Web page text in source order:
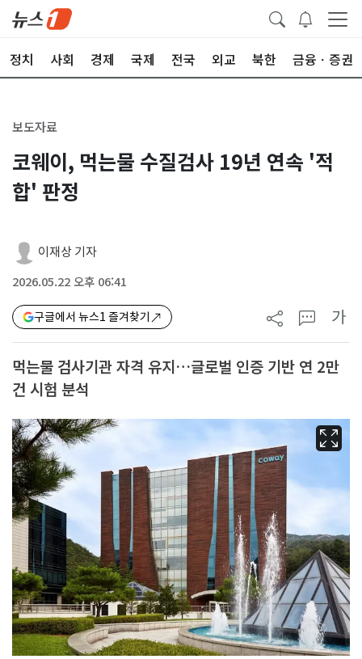
정치 사회 경제 국제 전국 외교 북한 금융ㆍ증권
보도자료
코웨이, 먹는물 수질검사 19년 연속 '적
합' 판정
이재상 기자
2026.05.22 오후 06:41
구글에서 뉴스1 즐겨찾기 가
먹는물 검사기관 자격 유지…글로벌 인증 기반 연 2만
건 시험 분석